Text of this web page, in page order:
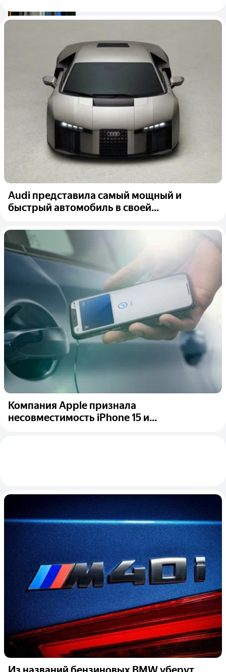
Audi представила самый мощный и
быстрый автомобиль в своей...
Компания Apple признала
несовместимость iPhone 15 и...